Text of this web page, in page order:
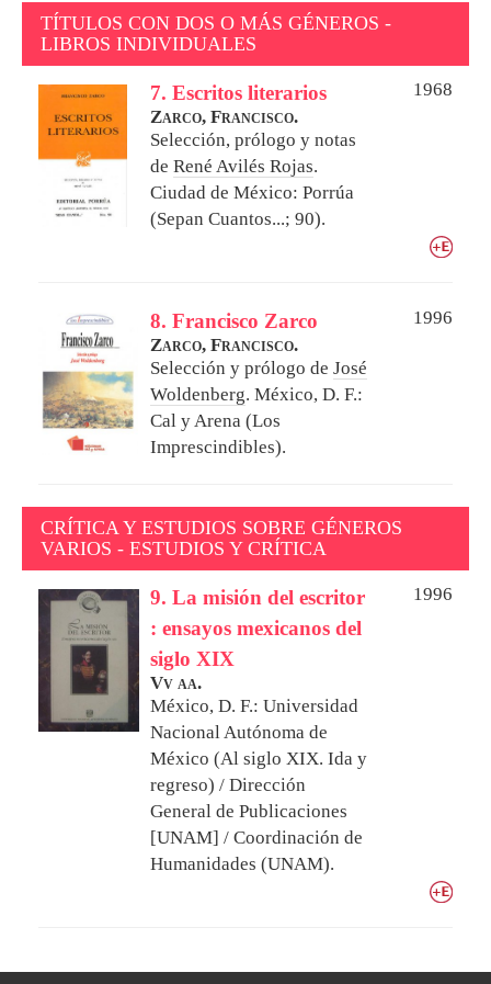
TÍTULOS CON DOS O MÁS GÉNEROS -
LIBROS INDIVIDUALES
7. Escritos literarios
1968
Zarco, Francisco.
Selección, prólogo y notas
de René Avilés Rojas.
Ciudad de México: Porrúa
(Sepan Cuantos...; 90).
8. Francisco Zarco
1996
Zarco, Francisco.
Selección y prólogo de José
Woldenberg. México, D. F.:
Cal y Arena (Los
Imprescindibles).
CRÍTICA Y ESTUDIOS SOBRE GÉNEROS
VARIOS - ESTUDIOS Y CRÍTICA
9. La misión del escritor
: ensayos mexicanos del
siglo XIX
1996
Vv aa.
México, D. F.: Universidad
Nacional Autónoma de
México (Al siglo XIX. Ida y
regreso) / Dirección
General de Publicaciones
[UNAM] / Coordinación de
Humanidades (UNAM).